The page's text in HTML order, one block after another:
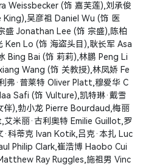
Weissbecker (饰 嘉芙莲),刘承俊
吴彦祖 Daniel Wu (饰 医
盛 Jonathan Lee (饰 宗盛),陈柏
Ken Lo (饰 海盗头目),耿长军 Asa
Bing Bai (饰 莉莉),林鹏 Peng Li
Wang (饰 关教授),林凤娇 Fe
弗·普莱特 Oliver Platt,穆爱华 C
Safi (饰 Vulture),凯特琳·戴雪
伴),勃小龙 Pierre Bourdaud,梅丽
米丽·古利奥特 Emilie Guillot,罗
科蒂克 Ivan Kotik,吕克·本扎 Luc
Philip Clark,崔浩博 Haobo Cui
Ray Ruggles,施祖男 Vinc